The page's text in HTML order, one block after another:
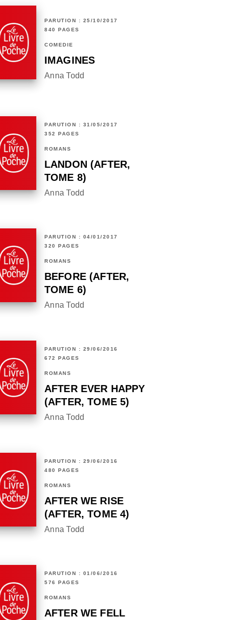
PARUTION : 25/10/2017
840 PAGES
COMÉDIE
IMAGINES
Anna Todd
PARUTION : 31/05/2017
352 PAGES
ROMANS
LANDON (AFTER,
TOME 8)
Anna Todd
PARUTION : 04/01/2017
320 PAGES
ROMANS
BEFORE (AFTER,
TOME 6)
Anna Todd
PARUTION : 29/06/2016
672 PAGES
ROMANS
AFTER EVER HAPPY
(AFTER, TOME 5)
Anna Todd
PARUTION : 29/06/2016
480 PAGES
ROMANS
AFTER WE RISE
(AFTER, TOME 4)
Anna Todd
PARUTION : 01/06/2016
576 PAGES
ROMANS
AFTER WE FELL